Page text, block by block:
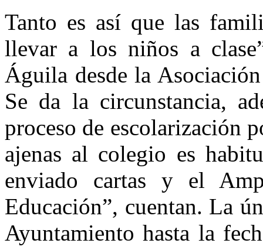
Tanto es así que las
llevar a los niños a
Águila desde la
Se da la circunstancia,
proceso de escolarización
ajenas al colegio es
enviado cartas y el
Educación”, cuentan. La
Ayuntamiento hasta la